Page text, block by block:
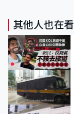
其他人也在看